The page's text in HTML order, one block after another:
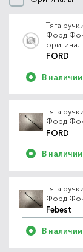
Тяга
Форд
оригинал
FORD
В наличии
Тяга
Форд
FORD
В наличии
Тяга
Форд
Febest
В наличии